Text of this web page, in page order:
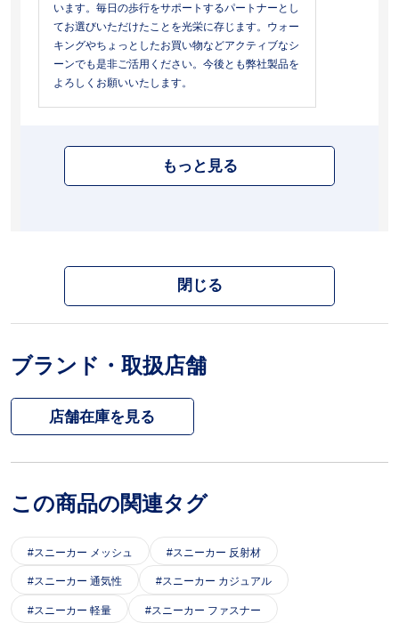
います。毎日の歩行をサポートするパートナーとし
てお選びいただけたことを光栄に存じます。ウォー
キングやちょっとしたお買い物などアクティブなシ
ーンでも是非ご活用ください。今後とも弊社製品を
よろしくお願いいたします。
もっと見る
閉じる
ブランド・取扱店舗
この商品の関連タグ
スニーカー メッシュ スニーカー 反射材
スニーカー 通気性 スニーカー カジュアル
スニーカー 軽量 スニーカー ファスナー